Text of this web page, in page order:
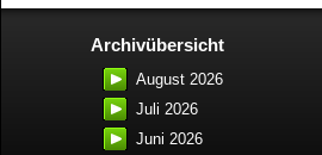
Archivübersicht
August 2026
Juli 2026
Juni 2026